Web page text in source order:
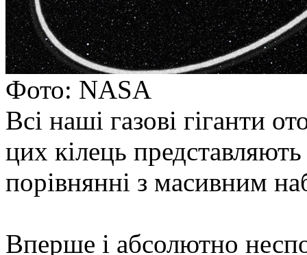
Фото: NASA
Всі наші газові гіганти
цих кілець
порівнянні з масивним
Вперше і абсолютно